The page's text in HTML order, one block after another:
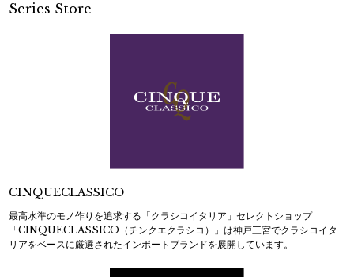
Series Store
CINQUECLASSICO
最高水準のモノ作りを追求する「クラシコイタリア」セレクトショップ
「CINQUECLASSICO（チンクエクラシコ）」は神戸三宮でクラシコイタ
リアをベースに厳選されたインポートブランドを展開しています。